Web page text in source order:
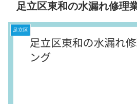
足立区東和の水漏れ修理
足立区